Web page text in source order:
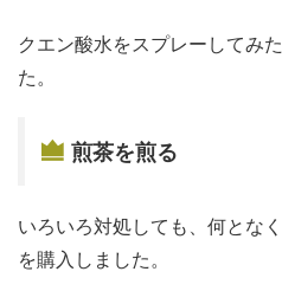
クエン酸水をスプレーしてみ
た。
煎茶を煎る
いろいろ対処しても、何とな
を購入しました。